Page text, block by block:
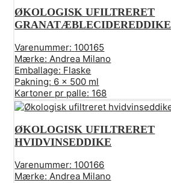
ØKOLOGISK UFILTRERET
GRANATÆBLECIDEREDDIKE
Varenummer: 100165
Mærke: Andrea Milano
Emballage: Flaske
Pakning: 6 x 500 ml
Kartoner pr palle: 168
ØKOLOGISK UFILTRERET
HVIDVINSEDDIKE
Varenummer: 100166
Mærke: Andrea Milano